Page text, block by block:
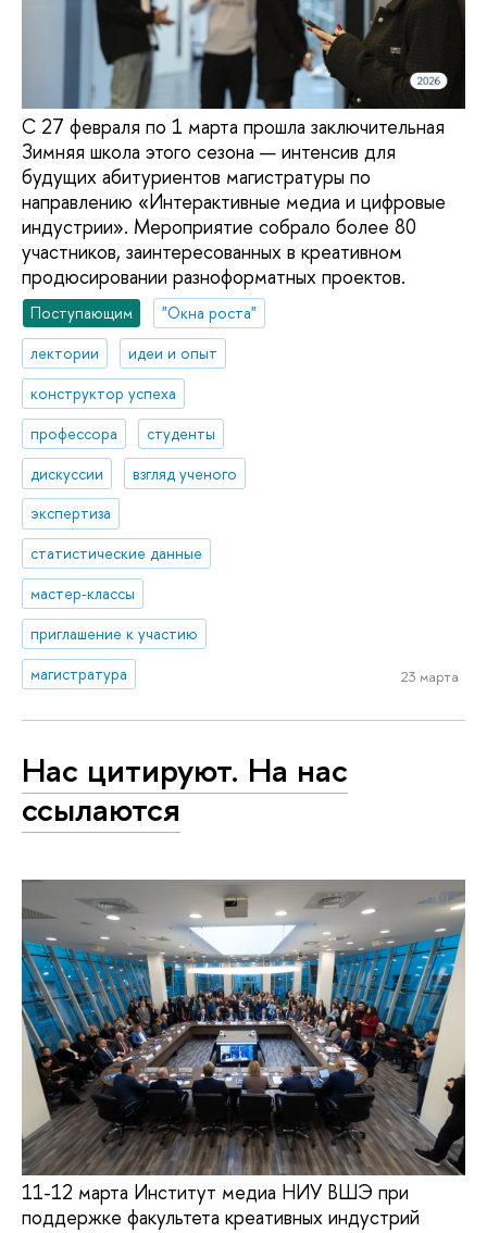
С 27 февраля по 1 марта прошла заключительная
Зимняя школа этого сезона — интенсив для
будущих абитуриентов магистратуры по
направлению «Интерактивные медиа и цифровые
индустрии». Мероприятие собрало более 80
участников, заинтересованных в креативном
продюсировании разноформатных проектов.
Поступающим
"Окна роста"
лектории
идеи и опыт
конструктор успеха
профессора
студенты
дискуссии
взгляд ученого
экспертиза
статистические данные
мастер-классы
приглашение к участию
магистратура
23 марта
Нас цитируют. На нас
ссылаются
11-12 марта Институт медиа НИУ ВШЭ при
поддержке факультета креативных индустрий